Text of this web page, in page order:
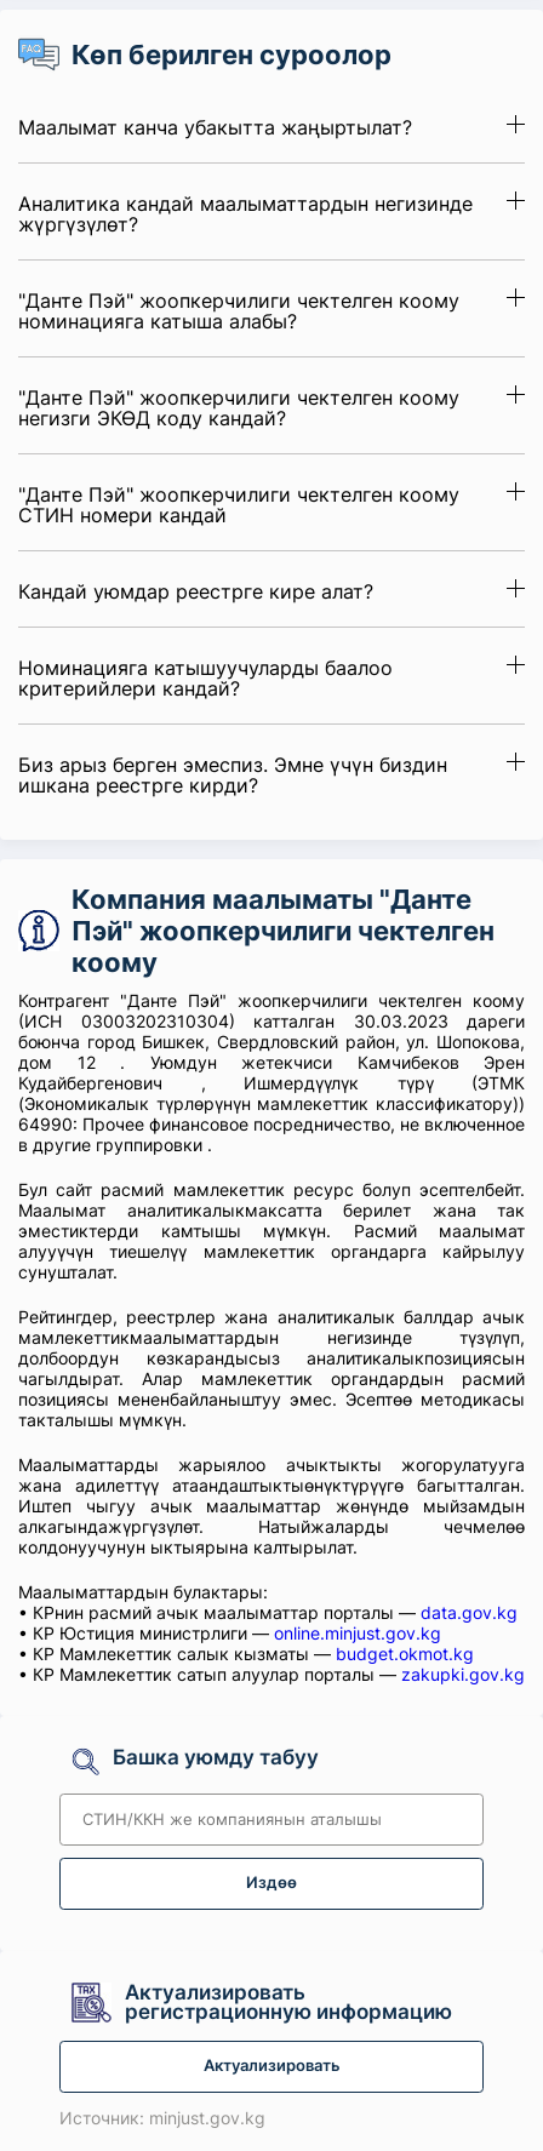
Көп берилген суроолор
Маалымат канча убакытта жаңыртылат?
Аналитика кандай маалыматтардын негизинде
жүргүзүлөт?
"Данте Пэй" жоопкерчилиги чектелген коому
номинацияга катыша алабы?
"Данте Пэй" жоопкерчилиги чектелген коому
негизги ЭКӨД коду кандай?
"Данте Пэй" жоопкерчилиги чектелген коому
СТИН номери кандай
Кандай уюмдар реестрге кире алат?
Номинацияга катышуучуларды баалоо
критерийлери кандай?
Биз арыз берген эмеспиз. Эмне үчүн биздин
ишкана реестрге кирди?
Компания маалыматы "Данте
Пэй" жоопкерчилиги чектелген
коому
Контрагент "Данте Пэй" жоопкерчилиги чектелген коому
(ИСН 03003202310304) катталган 30.03.2023 дареги
боюнча город Бишкек, Свердловский район, ул. Шопокова,
дом 12 . Уюмдун жетекчиси Камчибеков Эрен
Кудайбергенович , Ишмердүүлүк түрү (ЭТМК
(Экономикалык түрлөрүнүн мамлекеттик классификатору))
64990: Прочее финансовое посредничество, не включенное
в другие группировки .
Бул сайт расмий мамлекеттик ресурс болуп эсептелбейт.
Маалымат аналитикалыкмаксатта берилет жана так
эместиктерди камтышы мүмкүн. Расмий маалымат
алууүчүн тиешелүү мамлекеттик органдарга кайрылуу
сунушталат.
Рейтингдер, реестрлер жана аналитикалык баллдар ачык
мамлекеттикмаалыматтардын негизинде түзүлүп,
долбоордун көзкарандысыз аналитикалыкпозициясын
чагылдырат. Алар мамлекеттик органдардын расмий
позициясы мененбайланыштуу эмес. Эсептөө методикасы
такталышы мүмкүн.
Маалыматтарды жарыялоо ачыктыкты жогорулатууга
жана адилеттүү атаандаштыктыөнүктүрүүгө багытталган.
Иштеп чыгуу ачык маалыматтар жөнүндө мыйзамдын
алкагындажүргүзүлөт. Натыйжаларды чечмелөө
колдонуучунун ыктыярына калтырылат.
Маалыматтардын булактары:
• КРнин расмий ачык маалыматтар порталы — data.gov.kg
• КР Юстиция министрлиги — online.minjust.gov.kg
• КР Мамлекеттик салык кызматы — budget.okmot.kg
• КР Мамлекеттик сатып алуулар порталы — zakupki.gov.kg
Башка уюмду табуу
Издөө
Актуализировать
регистрационную информацию
Актуализировать
Источник: minjust.gov.kg